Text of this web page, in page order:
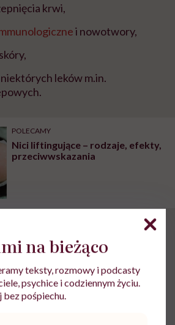
krwi,
i nowotwory,
leków m.in.
POLECAMY
Nici liftingujące – rodzaje, efekty,
przeciwwskazania
osoczem
–
na bieżąco
teksty, rozmowy i podcasty
psychice i codziennym życiu.
bez pośpiechu.